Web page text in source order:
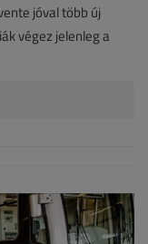
jóval több új
végez jelenleg a